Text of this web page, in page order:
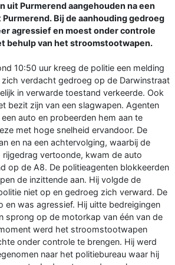
uit Purmerend aangehouden na een
Bij de aanhouding gedroeg
agressief en moest onder controle
behulp van het stroomstootwapen.
10:50 uur kreeg de politie een melding
verdacht gedroeg op de Darwinstraat
in verwarde toestand verkeerde. Ook
bezit zijn van een slagwapen. Agenten
auto en probeerden hem aan te
met hoge snelheid ervandoor. De
en na een achtervolging, waarbij de
vertoonde, kwam de auto
op de A8. De politieagenten blokkeerden
de inzittende aan. Hij volgde de
niet op en gedroeg zich verward. De
en was agressief. Hij uitte bedreigingen
sprong op de motorkap van één van de
werd het stroomstootwapen
onder controle te brengen. Hij werd
naar het politiebureau waar hij